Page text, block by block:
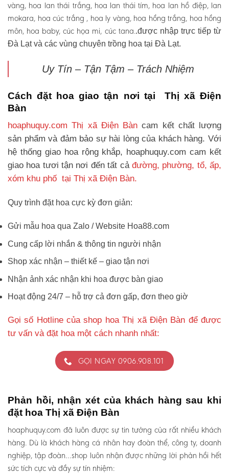
vàng, hoa lan thái trắng, hoa lan thái tím, hoa lan hồ điệp, lan
mokara, hoa cúc trắng , hoa ly vàng, hoa hồng trắng, hoa hồng
môn, hoa baby, cúc họa mi, cúc tana..được nhập trực tiếp từ
Đà Lạt và các vùng chuyên trồng hoa tại Đà Lạt.
Uy Tín – Tận Tậm – Trách Nhiệm
Cách đặt hoa giao tận nơi tại Thị xã Điện
Bàn
hoaphuquy.com Thị xã Điện Bàn cam kết chất lượng
sản phẩm và đảm bảo sự hài lòng của khách hàng. Với
hệ thống giao hoa rộng khắp, hoaphuquy.com cam kết
giao hoa tươi tận nơi đến tất cả đường, phường, tổ, ấp,
xóm khu phố tại Thị xã Điện Bàn.
Quy trình đặt hoa cực kỳ đơn giản:
Gửi mẫu hoa qua Zalo / Website Hoa88.com
Cung cấp lời nhắn & thông tin người nhận
Shop xác nhận – thiết kế – giao tận nơi
Nhận ảnh xác nhận khi hoa được bàn giao
Hoạt động 24/7 – hỗ trợ cả đơn gấp, đơn theo giờ
Gọi số Hotline của shop hoa Thị xã Điện Bàn để được
tư vấn và đặt hoa một cách nhanh nhất:
GỌI NGAY 0906.908.101
Phản hồi, nhận xét của khách hàng sau khi
đặt hoa Thị xã Điện Bàn
hoaphuquy.com đã luôn được sự tin tưởng của rất nhiều khách
hàng. Dù là khách hàng cá nhân hay đoàn thể, công ty, doanh
nghiệp, tập đoàn…shop luôn nhận được những lời phản hồi hết
sức tích cực và đầy sự tín nhiệm: